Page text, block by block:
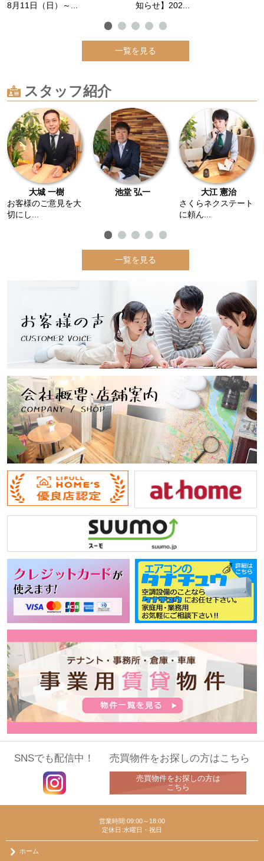
8月11日（日）～...
知らせ】202...
一覧を見る
スタッフ紹介
大城 一樹
お客様のご意見を大
切にし...
池堂 弘一
大江 憲治
さくらネクステート
に頼ん...
一覧を見る
SNSでも配信中！ 売買物件をお探しの方はこちら
売買物件をお探しの方は
こちら
営業時間:09:00～18:00
定休日:水曜日・祝日
ホーム